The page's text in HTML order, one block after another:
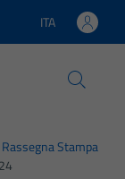
Lingua attiva:
ITA
Rassegna Stampa